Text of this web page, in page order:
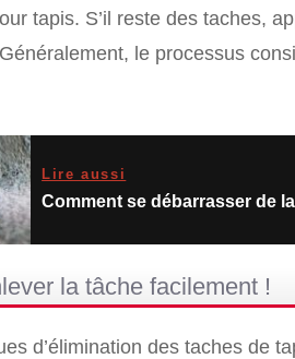
tapis. S’il reste des taches,
le processus
Lire aussi
Comment se débarrasser de
la tâche facilement !
d’élimination des taches de